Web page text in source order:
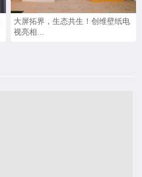
大屏拓界，生态共生！创维壁纸电
视亮相...